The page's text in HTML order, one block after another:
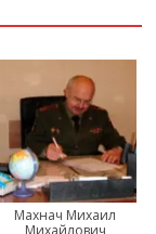
Махнач Михаил